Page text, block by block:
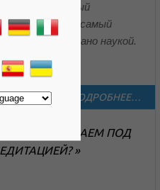
— известный
фотограф и самый
— это доказано наукой.
ПОДРОБНЕЕ…
МЫ ПОНИМАЕМ ПОД
»